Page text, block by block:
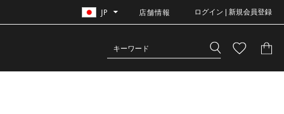
JP 店舗情報 ログイン | 新規会員登録